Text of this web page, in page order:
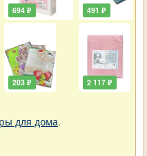
694 ₽
203 ₽
491 ₽
2 117 ₽
для дома.